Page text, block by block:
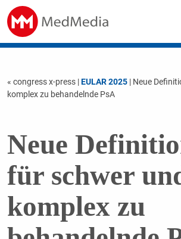
« congress x-press |EULAR 2025| Neue
komplex zu behandelnde PsA
Neue
für schwer
komplex zu